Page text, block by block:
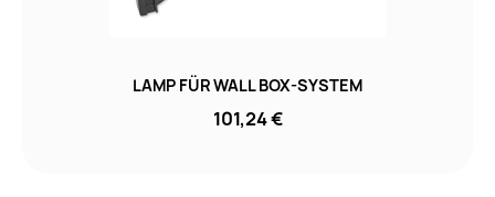
LAMP FÜR WALL BOX-SYSTEM
101,24 €